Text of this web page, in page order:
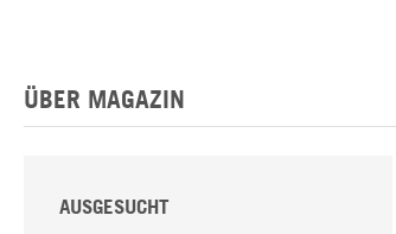
ÜBER MAGAZIN
AUSGESUCHT